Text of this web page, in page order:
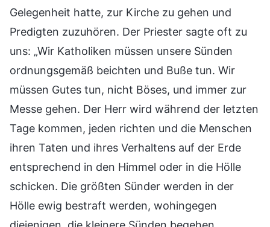
Gelegenheit hatte, zur Kirche zu gehen und
Predigten zuzuhören. Der Priester sagte oft zu
uns: „Wir Katholiken müssen unsere Sünden
ordnungsgemäß beichten und Buße tun. Wir
müssen Gutes tun, nicht Böses, und immer zur
Messe gehen. Der Herr wird während der letzten
Tage kommen, jeden richten und die Menschen
ihren Taten und ihres Verhaltens auf der Erde
entsprechend in den Himmel oder in die Hölle
schicken. Die größten Sünder werden in der
Hölle ewig bestraft werden, wohingegen